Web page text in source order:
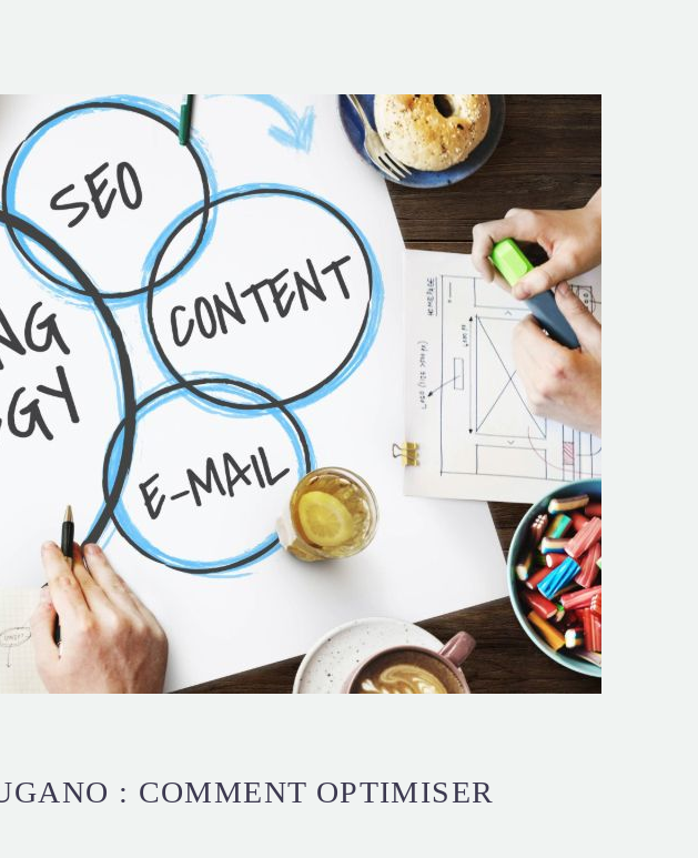
: COMMENT OPTIMISER